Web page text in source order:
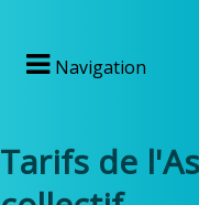
Navigation
Tarifs de